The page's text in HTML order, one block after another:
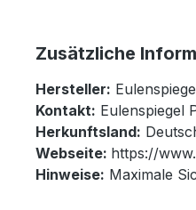
Zusätzliche
Hersteller:
Kontakt: Eulenspiegel
Herkunftsland:
Webseite: https://
Hinweise: Maximale